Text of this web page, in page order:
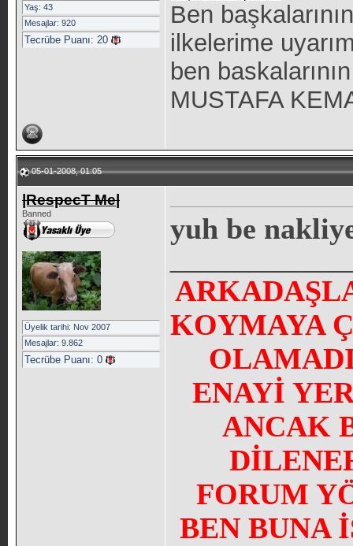
Yaş: 43
Mesajlar: 920
Tecrübe Puanı: 20
Ben
ilkelerime
ben
MUSTAFA
05-01-2008, 01:05
|RespecT Me|
Banned
Üyelik tarihi: Nov 2007
Mesajlar: 9.862
Tecrübe Puanı: 0
yuh be
KOYMAYA
ENAYİ
ANCAK
FORUM
BEN BUNA